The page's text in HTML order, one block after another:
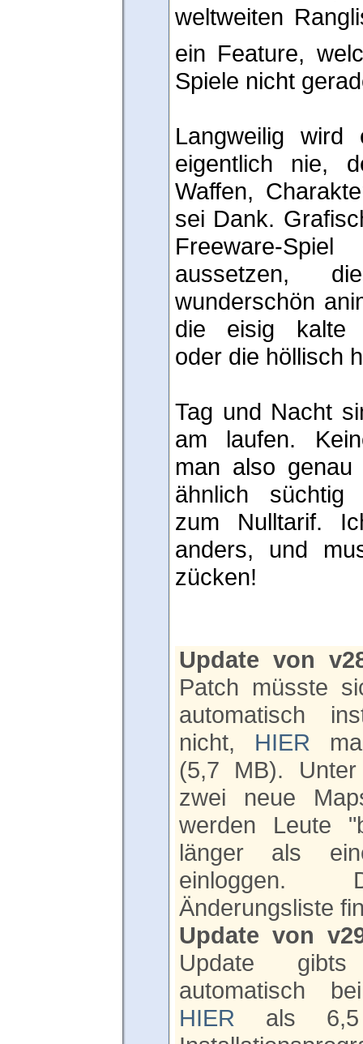
weltweiten
ein Feature,
Spiele nicht
Langweilig
eigentlich nie,
Waffen,
sei Dank.
Freeware-
aussetzen,
wunderschön
die eisig kalte
oder die höllisch
Tag und Nacht
am laufen.
man also
ähnlich süchtig
zum Nulltarif.
anders, und
zücken!
Update von
Patch müsste
automatisch
nicht, HIER
(5,7 MB).
zwei neue
werden Leute
länger als
einloggen.
Änderungsliste
Update von
Update
automatisch
HIER als 6,5